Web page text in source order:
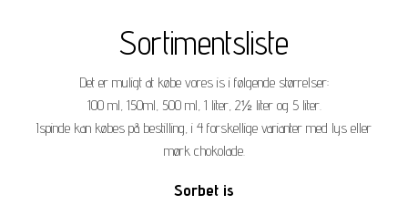
Sortimentsliste
Det er muligt at købe vores is i følgende størrelser:
100 ml, 150ml, 500 ml, 1 liter, 2½ liter og 5 liter.
Ispinde kan købes på bestilling, i 4 forskellige varianter med lys eller
mørk chokolade.
Sorbet is